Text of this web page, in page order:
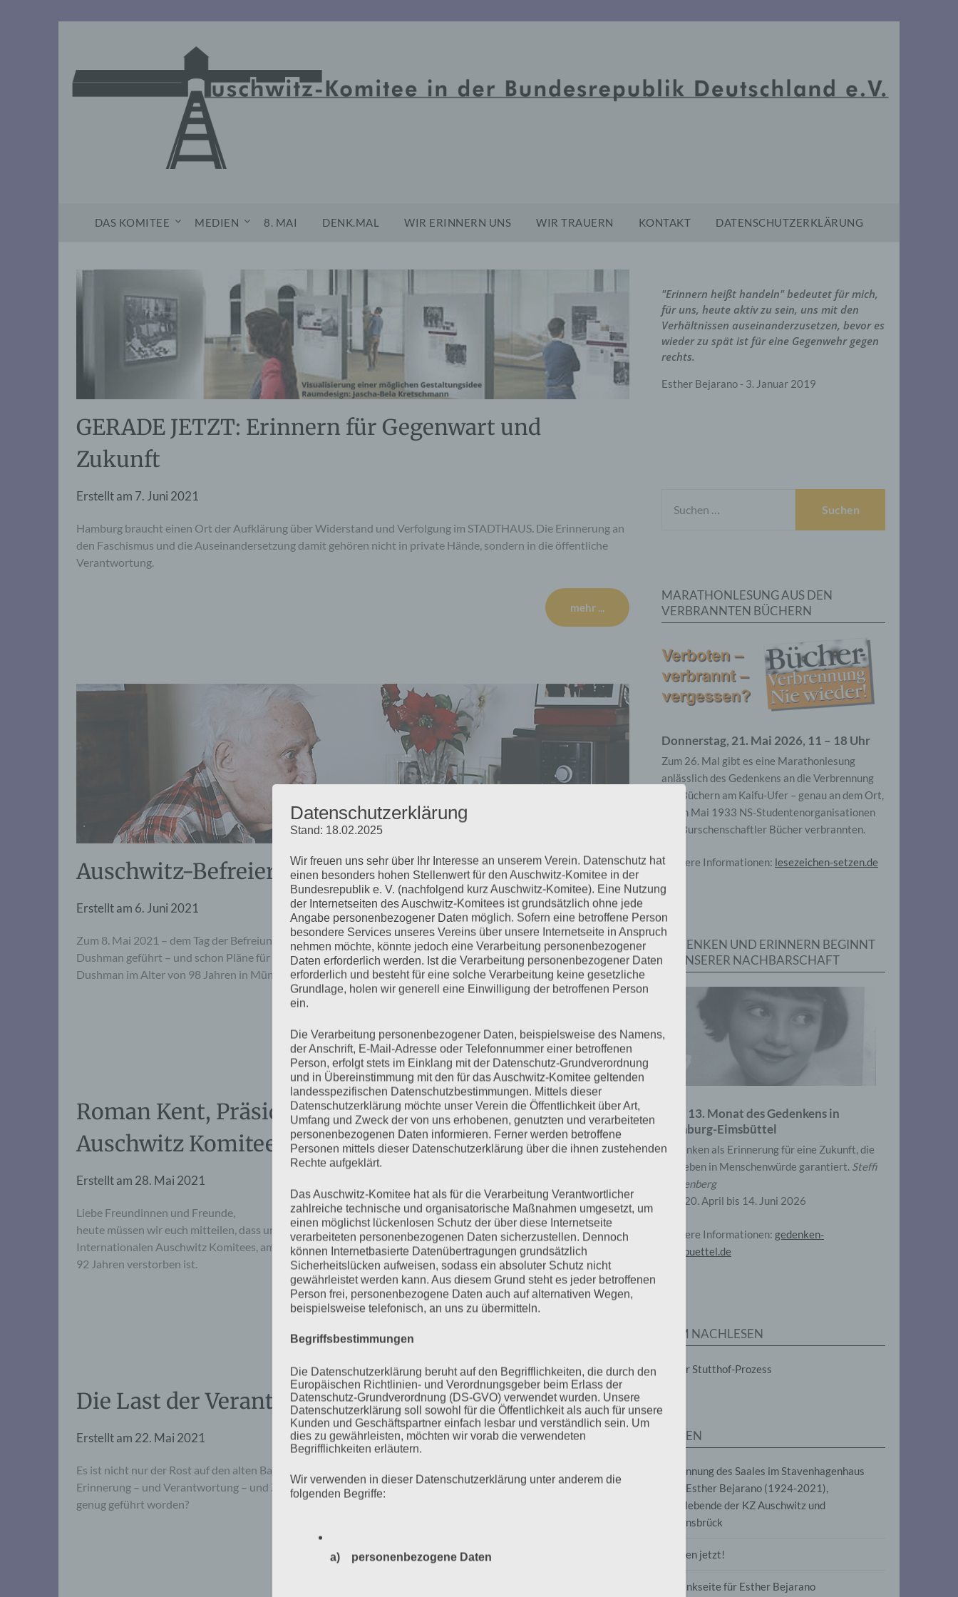
DAS KOMITEE MEDIEN 8. MAI DENK.MAL WIR ERINNERN UNS WIR TRAUERN KONTAKT DATENSCHUTZERKLÄRUNG
GERADE JETZT: Erinnern für Gegenwart und
Zukunft
Erstellt am 7. Juni 2021
Hamburg braucht einen Ort der Aufklärung über Widerstand und Verfolgung im STADTHAUS. Die Erinnerung an
den Faschismus und die Auseinandersetzung damit gehören nicht in private Hände, sondern in die öffentliche
Verantwortung.
mehr ...
Auschwitz-Befreier David Dushman ist gestorben
Erstellt am 6. Juni 2021
Zum 8. Mai 2021 – dem Tag der Befreiung – hat die Münchner Gruppe Antifa-Aufbau.org ein Interview mit David
Dushman geführt – und schon Pläne für die Feier seines 100. Geburtstags geschmiedet. Am 4. Juni 2021 ist David
Dushman im Alter von 98 Jahren in München gestorben.
Roman Kent, Präsident des Internationalen
Auschwitz Komitees, ist gestorben
Erstellt am 28. Mai 2021
Liebe Freundinnen und Freunde,
heute müssen wir euch mitteilen, dass unser Freund Roman Kent, geboren 1929 in Lodz, Präsident des
Internationalen Auschwitz Komitees, am 21. Mai 2021 in New York nach kurzer, schwerer Krankheit im Alter von
92 Jahren verstorben ist.
Die Last der Verantwortung
Erstellt am 22. Mai 2021
Es ist nicht nur der Rost auf den alten Bahngleisen, um den es hier geht. Wir fragen uns: Sind die Debatten um
Erinnerung – und Verantwortung – und Zukunft der vergangenen Jahrzehnte wirklich gründlich und ernsthaft
genug geführt worden?
"Erinnern heißt handeln" bedeutet für mich,
für uns, heute aktiv zu sein, uns mit den
Verhältnissen auseinanderzusetzen, bevor es
wieder zu spät ist für eine Gegenwehr gegen
rechts.
Esther Bejarano - 3. Januar 2019
NACH:
MARATHONLESUNG AUS DEN
VERBRANNTEN BÜCHERN
Donnerstag, 21. Mai 2026, 11 – 18 Uhr
Zum 26. Mal gibt es eine Marathonlesung
anlässlich des Gedenkens an die Verbrennung
von Büchern am Kaifu-Ufer – genau an dem Ort,
wo im Mai 1933 NS-Studentenorganisationen
und Burschenschaftler Bücher verbrannten.
Weitere Informationen: lesezeichen-setzen.de
GEDENKEN UND ERINNERN BEGINNT
IN UNSERER NACHBARSCHAFT
Zum 13. Monat des Gedenkens in
Hamburg-Eimsbüttel
Gedenken als Erinnerung für eine Zukunft, die
ein Leben in Menschenwürde garantiert. Steffi
Wittenberg
Vom 20. April bis 14. Juni 2026
Weitere Informationen: gedenken-
eimsbuettel.de
ZUM NACHLESEN
Der Stutthof-Prozess
SEITEN
Benennung des Saales im Stavenhagenhaus
nach Esther Bejarano (1924-2021),
Überlebende der KZ Auschwitz und
Ravensbrück
Frieden jetzt!
Gedenkseite für Esther Bejarano
Datenschutzerklärung
Stand: 18.02.2025
Wir freuen uns sehr über Ihr Interesse an unserem Verein. Datenschutz hat
einen besonders hohen Stellenwert für den Auschwitz-Komitee in der
Bundesrepublik e. V. (nachfolgend kurz Auschwitz-Komitee). Eine Nutzung
der Internetseiten des Auschwitz-Komitees ist grundsätzlich ohne jede
Angabe personenbezogener Daten möglich. Sofern eine betroffene Person
besondere Services unseres Vereins über unsere Internetseite in Anspruch
nehmen möchte, könnte jedoch eine Verarbeitung personenbezogener
Daten erforderlich werden. Ist die Verarbeitung personenbezogener Daten
erforderlich und besteht für eine solche Verarbeitung keine gesetzliche
Grundlage, holen wir generell eine Einwilligung der betroffenen Person
ein.
Die Verarbeitung personenbezogener Daten, beispielsweise des Namens,
der Anschrift, E-Mail-Adresse oder Telefonnummer einer betroffenen
Person, erfolgt stets im Einklang mit der Datenschutz-Grundverordnung
und in Übereinstimmung mit den für das Auschwitz-Komitee geltenden
landesspezifischen Datenschutzbestimmungen. Mittels dieser
Datenschutzerklärung möchte unser Verein die Öffentlichkeit über Art,
Umfang und Zweck der von uns erhobenen, genutzten und verarbeiteten
personenbezogenen Daten informieren. Ferner werden betroffene
Personen mittels dieser Datenschutzerklärung über die ihnen zustehenden
Rechte aufgeklärt.
Das Auschwitz-Komitee hat als für die Verarbeitung Verantwortlicher
zahlreiche technische und organisatorische Maßnahmen umgesetzt, um
einen möglichst lückenlosen Schutz der über diese Internetseite
verarbeiteten personenbezogenen Daten sicherzustellen. Dennoch
können Internetbasierte Datenübertragungen grundsätzlich
Sicherheitslücken aufweisen, sodass ein absoluter Schutz nicht
gewährleistet werden kann. Aus diesem Grund steht es jeder betroffenen
Person frei, personenbezogene Daten auch auf alternativen Wegen,
beispielsweise telefonisch, an uns zu übermitteln.
Begriffsbestimmungen
Die Datenschutzerklärung beruht auf den Begrifflichkeiten, die durch den
Europäischen Richtlinien- und Verordnungsgeber beim Erlass der
Datenschutz-Grundverordnung (DS-GVO) verwendet wurden. Unsere
Datenschutzerklärung soll sowohl für die Öffentlichkeit als auch für unsere
Kunden und Geschäftspartner einfach lesbar und verständlich sein. Um
dies zu gewährleisten, möchten wir vorab die verwendeten
Begrifflichkeiten erläutern.
Wir verwenden in dieser Datenschutzerklärung unter anderem die
folgenden Begriffe:
a) personenbezogene Daten